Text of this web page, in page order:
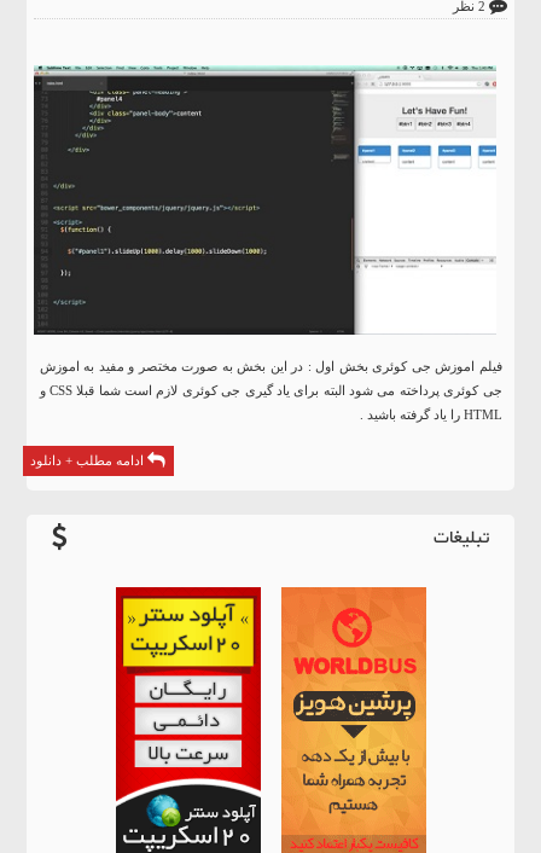
فیلم اموزش جی کوئری بخش اول : در این بخش به صورت مختصر و مفید به اموزش
جی کوئری پرداخته می شود البته برای یاد گیری جی کوئری لازم است شما قبلا CSS و
HTML را یاد گرفته باشید .
ادامه مطلب + دانلود
تبلیغات